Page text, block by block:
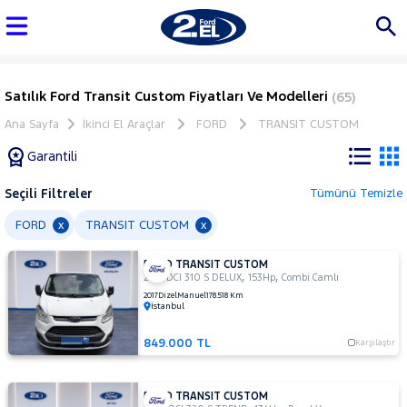
Satılık Ford Transit Custom Fiyatları Ve Modelleri (65)
Ana Sayfa İkinci El Araçlar FORD TRANSIT CUSTOM
Garantili
Tüm
Araçlar
AUDI
BMC
BMW
BYD
Seçili Filtreler Tümünü Temizle
FORD x TRANSIT CUSTOM x
FORD TRANSIT CUSTOM
2.2 TDCI 310 S DELUX,153Hp,Combi Camlı
2017DizelManuel178.518 Km
İstanbul
849.000 TL Karşılaştır
FORD TRANSIT CUSTOM